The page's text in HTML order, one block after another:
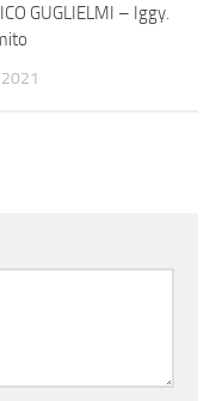
GUGLIELMI – Iggy.